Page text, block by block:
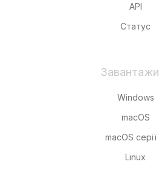
API
Статус
Windows
macOS
macOS серії
Linux